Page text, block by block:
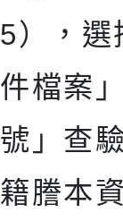
5），選
件檔案
號」查
籍謄本